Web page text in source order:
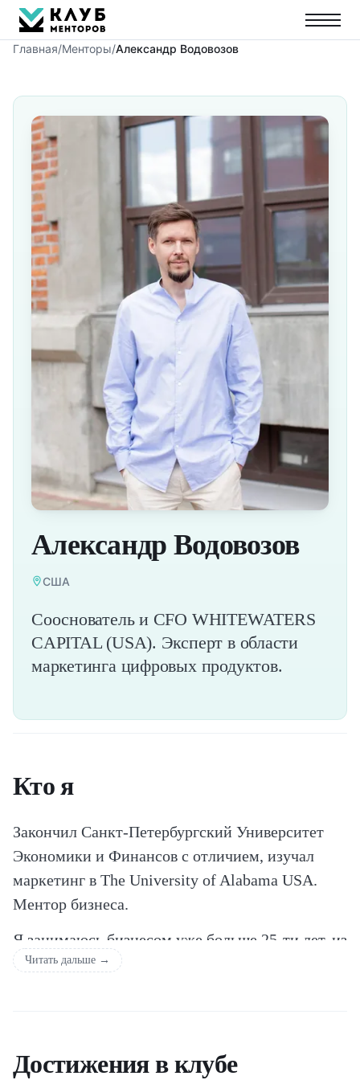
Главная/Менторы/Александр Водовозов
Александр Водовозов
США
Сооснователь и CFO WHITEWATERS
CAPITAL (USA). Эксперт в области
маркетинга цифровых продуктов.
Кто я
Закончил Санкт-Петербургский Университет
Экономики и Финансов с отличием, изучал
маркетинг в The University of Alabama USA.
Ментор бизнеса.
Я занимаюсь бизнесом уже больше 25-ти лет, из
них 5 последних лет – международным, в
Имею опыт успешного выхода из кризисных
Читать дальше →
Достижения в клубе